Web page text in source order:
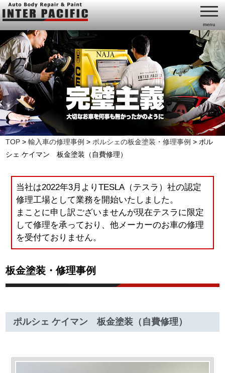
menu
TOP >輸入車の修理事例 > ポルシェの板金塗装・修理事例 > ポル
シェ ケイマン 板金塗装（自費修理）
当社は2022年3月よりTESLA（テスラ）社の認定
修理工場として業務を開始いたしました。
まことに申し訳ございませんが現在テスラに限定
して修理を承っており、他メーカーのお車の修理
を受付ておりません。
板金塗装・修理事例
ポルシェ ケイマン 板金塗装（自費修理）